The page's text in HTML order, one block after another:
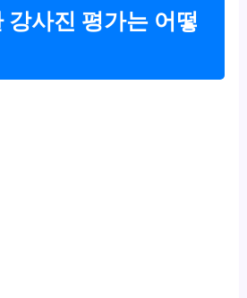
강사진 평가는 어떻